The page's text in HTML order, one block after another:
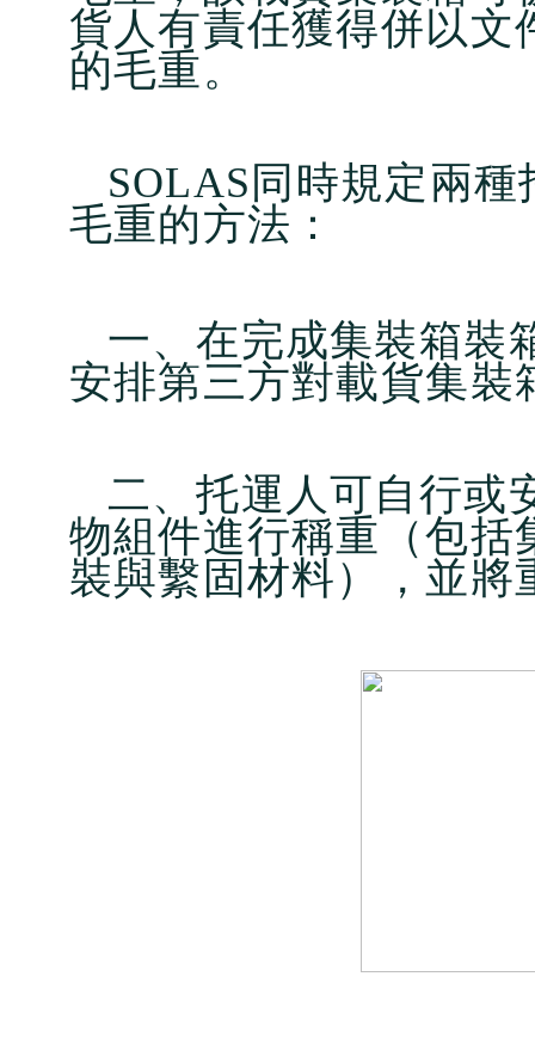
貨人有責任獲得併以
的毛重。
SOLAS 同時規定兩
毛重的方法：
一、在完成集裝箱裝
安排第三方對載貨集裝
二、托運人可自行或
物組件進行稱重（包括
裝與繫固材料），並將